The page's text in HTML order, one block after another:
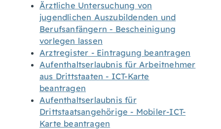
Ärztliche Untersuchung von
jugendlichen Auszubildenden und
Berufsanfängern - Bescheinigung
vorlegen lassen
Arztregister - Eintragung beantragen
Aufenthaltserlaubnis für Arbeitnehmer
aus Drittstaaten - ICT-Karte
beantragen
Aufenthaltserlaubnis für
Drittstaatsangehörige - Mobiler-ICT-
Karte beantragen